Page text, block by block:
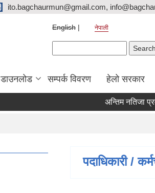
ito.bagchaurmun@gmail.com,
English नेपाली
डाउनलोड सम्पर्क विवरण हेलो सरकार
अन्तिम नतिजा
पदाधिकारी /